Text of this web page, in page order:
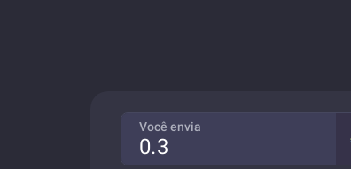
Você envia